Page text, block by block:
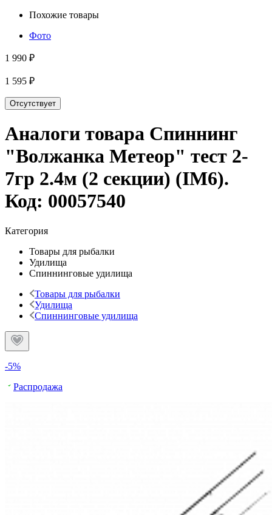
Похожие товары
Фото
1 990 ₽
1 595 ₽
Отсутствует
Аналоги товара Спиннинг
"Волжанка Метеор" тест 2-
7гр 2.4м (2 секции) (IM6).
Код: 00057540
Категория
Товары для рыбалки
Удилища
Спиннинговые удилища
Товары для рыбалки
Удилища
Спиннинговые удилища
-5%
Распродажа